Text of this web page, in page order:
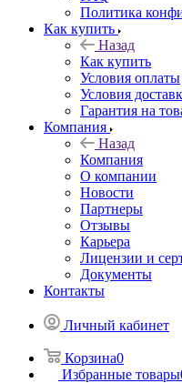
Политика
Как купить
Назад
Как купить
Условия оплаты
Условия
Гарантия на
Компания
Назад
Компания
О компании
Новости
Партнеры
Отзывы
Карьера
Лицензии и
Документы
Контакты
Личный кабинет
Корзина0
Избранные товары